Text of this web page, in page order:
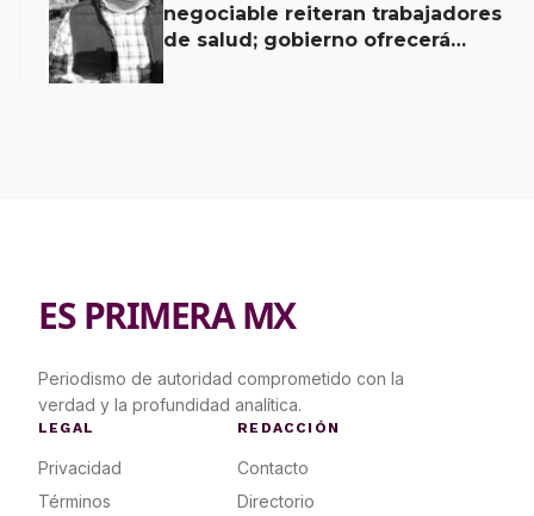
negociable reiteran trabajadores
de salud; gobierno ofrecerá
ES PRIMERA MX
Periodismo de autoridad comprometido con la
verdad y la profundidad analítica.
LEGAL
Privacidad
Términos
REDACCIÓN
Contacto
Directorio